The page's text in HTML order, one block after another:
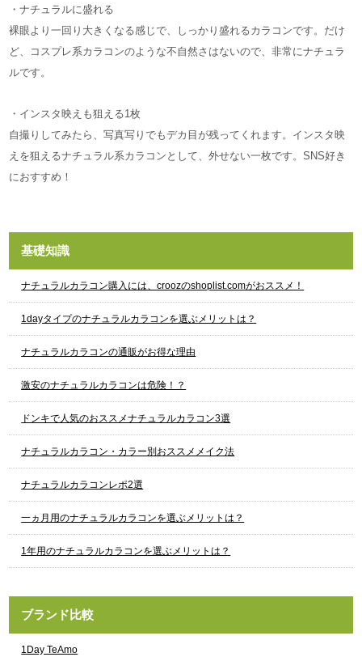
・ナチュラルに盛れる
裸眼より一回り大きくなる感じで、しっかり盛れるカラコンです。だけ
ど、コスプレ系カラコンのような不自然さはないので、非常にナチュラ
ルです。
・インスタ映えも狙える1枚
自撮りしてみたら、写真写りでもデカ目が残ってくれます。インスタ映
えを狙えるナチュラル系カラコンとして、外せない一枚です。SNS好き
におすすめ！
基礎知識
ナチュラルカラコン購入には、croozのshoplist.comがおススメ！
1dayタイプのナチュラルカラコンを選ぶメリットは？
ナチュラルカラコンの通販がお得な理由
激安のナチュラルカラコンは危険！？
ドンキで人気のおススメナチュラルカラコン3選
ナチュラルカラコン・カラー別おススメメイク法
ナチュラルカラコンレポ2選
一ヵ月用のナチュラルカラコンを選ぶメリットは？
1年用のナチュラルカラコンを選ぶメリットは？
ブランド比較
1Day TeAmo